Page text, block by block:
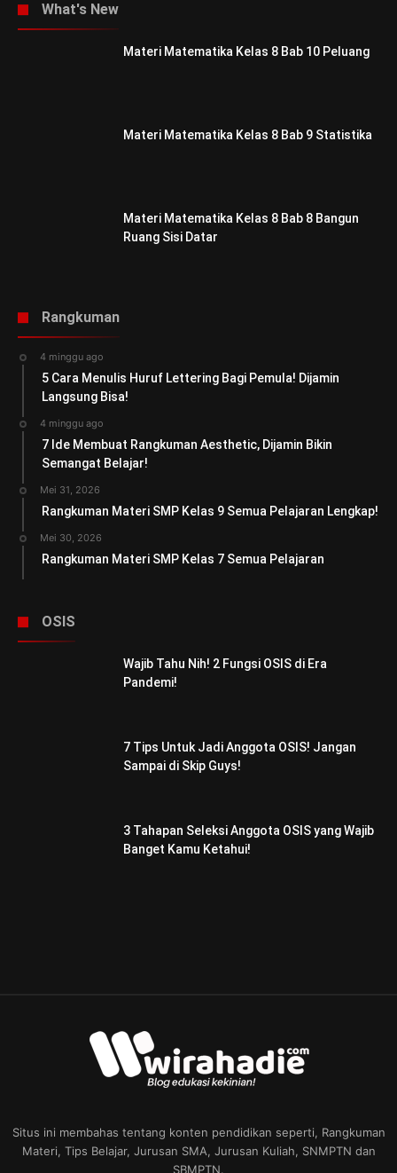
What's New
Materi Matematika Kelas 8 Bab 10 Peluang
Materi Matematika Kelas 8 Bab 9 Statistika
Materi Matematika Kelas 8 Bab 8 Bangun
Ruang Sisi Datar
Rangkuman
4 minggu ago
5 Cara Menulis Huruf Lettering Bagi Pemula! Dijamin
Langsung Bisa!
4 minggu ago
7 Ide Membuat Rangkuman Aesthetic, Dijamin Bikin
Semangat Belajar!
Mei 31, 2026
Rangkuman Materi SMP Kelas 9 Semua Pelajaran Lengkap!
Mei 30, 2026
Rangkuman Materi SMP Kelas 7 Semua Pelajaran
OSIS
Wajib Tahu Nih! 2 Fungsi OSIS di Era
Pandemi!
7 Tips Untuk Jadi Anggota OSIS! Jangan
Sampai di Skip Guys!
3 Tahapan Seleksi Anggota OSIS yang Wajib
Banget Kamu Ketahui!
Situs ini membahas tentang konten pendidikan seperti, Rangkuman
Materi, Tips Belajar, Jurusan SMA, Jurusan Kuliah, SNMPTN dan
SBMPTN.